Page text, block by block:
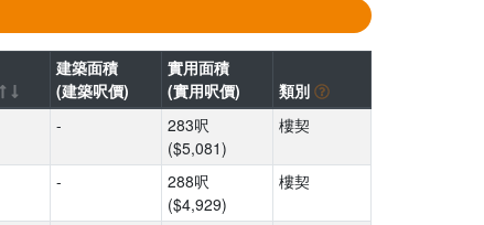
建築面積
(建築呎價)
實用面積
(實用呎價)
類別
-
283呎
($5,081)
樓契
-
288呎
($4,929)
樓契